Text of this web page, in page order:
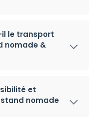
le transport
nomade &
et
nomade